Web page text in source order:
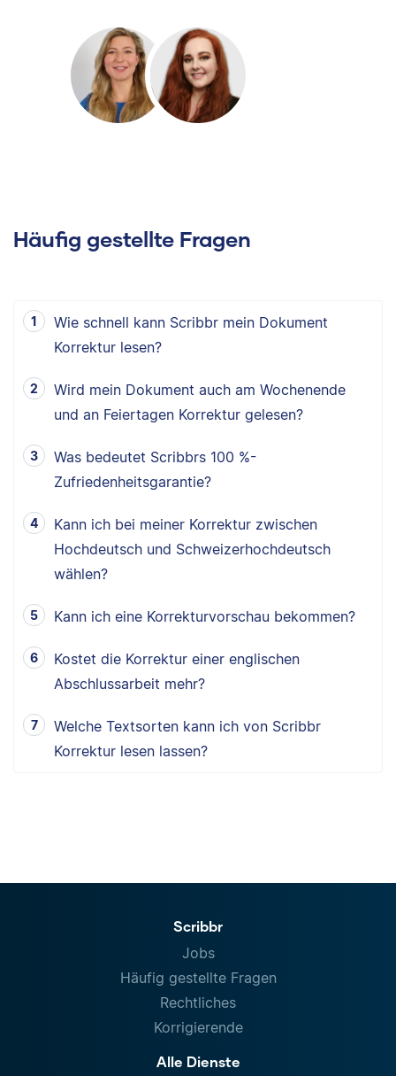
Häufig gestellte Fragen
Wie schnell kann Scribbr mein Dokument
Korrektur lesen?
Wird mein Dokument auch am Wochenende
und an Feiertagen Korrektur gelesen?
Was bedeutet Scribbrs 100 %-
Zufriedenheitsgarantie?
Kann ich bei meiner Korrektur zwischen
Hochdeutsch und Schweizerhochdeutsch
wählen?
Kann ich eine Korrekturvorschau bekommen?
Kostet die Korrektur einer englischen
Abschlussarbeit mehr?
Welche Textsorten kann ich von Scribbr
Korrektur lesen lassen?
Scribbr
Jobs
Häufig gestellte Fragen
Rechtliches
Korrigierende
Alle Dienste